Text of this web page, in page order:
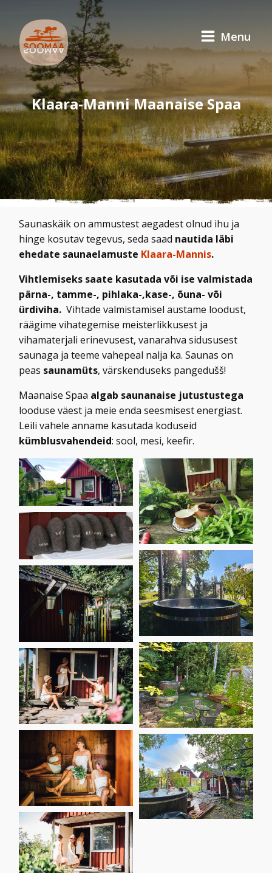
Menu
Klaara-Manni Maanaise Spaa
Saunaskäik on ammustest aegadest olnud ihu ja
hinge kosutav tegevus, seda saad nautida läbi
ehedate saunaelamuste Klaara-Mannis.
Vihtlemiseks saate kasutada või ise valmistada
pärna-, tamme-, pihlaka-,kase-, õuna- või
ürdiviha. Vihtade valmistamisel austame loodust,
räägime vihategemise meisterlikkusest ja
vihamaterjali erinevusest, vanarahva sidususest
saunaga ja teeme vahepeal nalja ka. Saunas on
peas saunamüts, värskenduseks pangedušš!
Maanaise Spaa algab saunanaise jutustustega
looduse väest ja meie enda seesmisest energiast.
Leili vahele anname kasutada koduseid
kümblusvahendeid: sool, mesi, keefir.